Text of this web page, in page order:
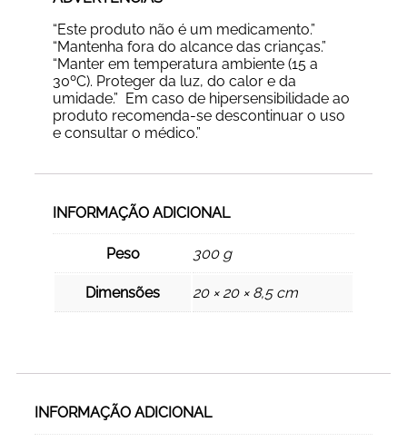
“Este produto não é um medicamento.”
“Mantenha fora do alcance das crianças.”
“Manter em temperatura ambiente (15 a
30ºC). Proteger da luz, do calor e da
umidade.” Em caso de hipersensibilidade ao
produto recomenda-se descontinuar o uso
e consultar o médico.”
INFORMAÇÃO ADICIONAL
Peso 300 g
Dimensões 20 × 20 × 8,5 cm
INFORMAÇÃO ADICIONAL